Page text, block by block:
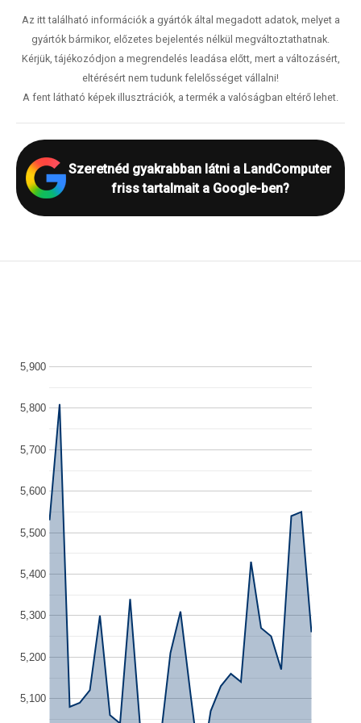
Az itt található információk a gyártók által megadott adatok, melyet a
gyártók bármikor, előzetes bejelentés nélkül megváltoztathatnak.
Kérjük, tájékozódjon a megrendelés leadása előtt, mert a változásért,
eltérésért nem tudunk felelősséget vállalni!
A fent látható képek illusztrációk, a termék a valóságban eltérő lehet.
Szeretnéd gyakrabban látni a LandComputer
friss tartalmait a Google-ben?
5,100
5,200
5,300
5,400
5,500
5,600
5,700
5,800
5,900